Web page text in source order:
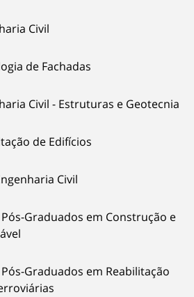
Civil
de Fachadas
Civil - Estruturas e Geotecnia
de Edifícios
Civil
Graduados em Construção e
Graduados em Reabilitação